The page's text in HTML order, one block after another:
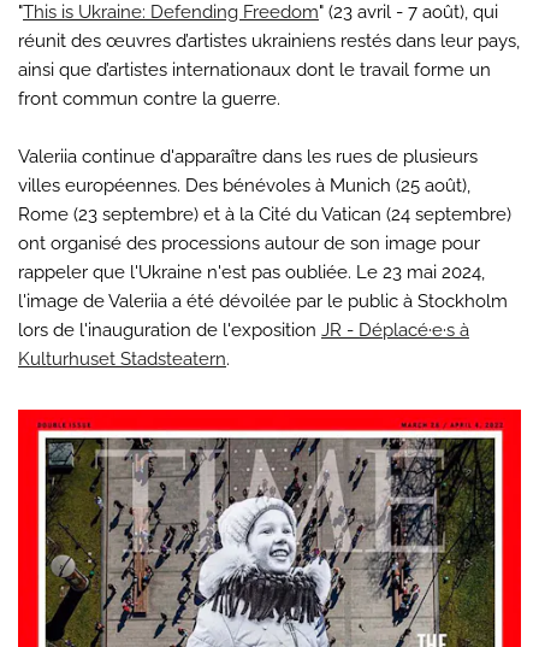
"This is Ukraine: Defending Freedom" (23 avril - 7 août), qui
réunit des œuvres d’artistes ukrainiens restés dans leur pays,
ainsi que d’artistes internationaux dont le travail forme un
front commun contre la guerre.
Valeriia continue d'apparaître dans les rues de plusieurs
villes européennes. Des bénévoles à Munich (25 août),
Rome (23 septembre) et à la Cité du Vatican (24 septembre)
ont organisé des processions autour de son image pour
rappeler que l'Ukraine n'est pas oubliée. Le 23 mai 2024,
l'image de Valeriia a été dévoilée par le public à Stockholm
lors de l'inauguration de l'exposition JR - Déplacé·e·s à
Kulturhuset Stadsteatern.